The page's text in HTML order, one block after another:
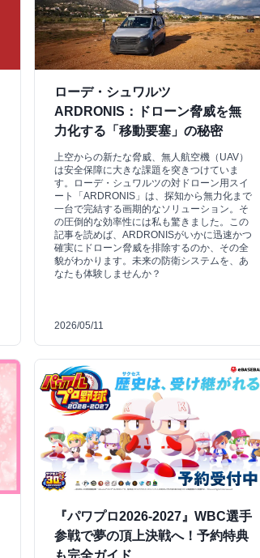
ローデ・シュワルツ
ARDRONIS：ドローン脅威を無
力化する「移動要塞」の秘密
上空からの新たな脅威、無人航空機（UAV）
は安全保障に大きな課題を突きつけていま
す。ローデ・シュワルツの対ドローン用スイ
ート「ARDRONIS」は、探知から無力化まで
一台で完結する画期的なソリューション。そ
の圧倒的な効率性には私も驚きました。この
記事を読めば、ARDRONISがいかに迅速かつ
確実にドローン脅威を排除するのか、その全
貌がわかります。未来の防衛システムを、あ
なたも体験しませんか？
2026/05/11
『パワプロ2026-2027』WBC選手
参戦で夢の頂上決戦へ！予約特典
も完全ガイド